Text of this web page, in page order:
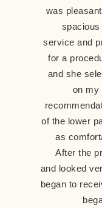
was
service and
for a
and she
on my
of the lower
as
After the
and looked
began to